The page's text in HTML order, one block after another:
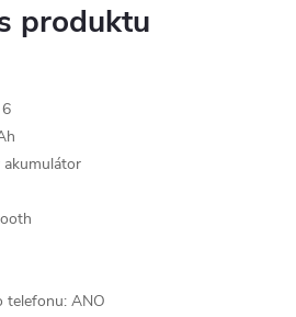
produktu
akumulátor
telefonu: ANO